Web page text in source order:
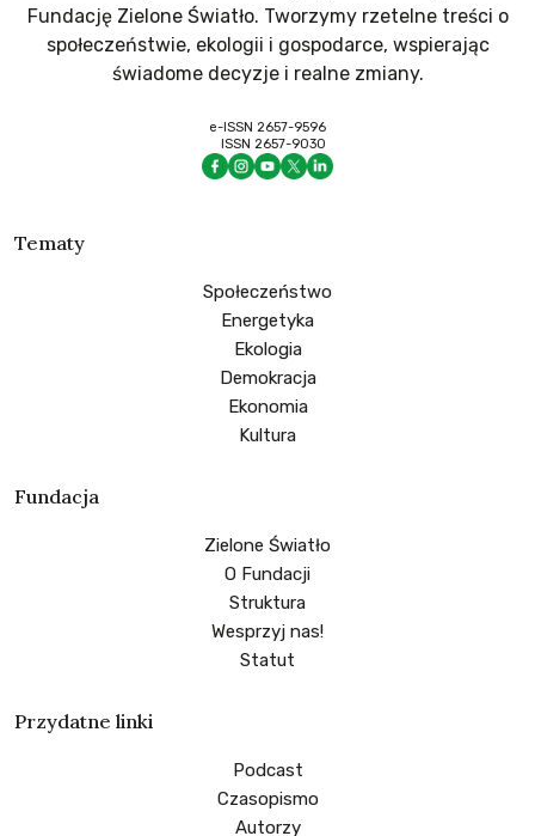
Fundację Zielone Światło. Tworzymy rzetelne treści o
społeczeństwie, ekologii i gospodarce, wspierając
świadome decyzje i realne zmiany.
e-ISSN 2657-9596
ISSN 2657-9030
Tematy
Społeczeństwo
Energetyka
Ekologia
Demokracja
Ekonomia
Kultura
Fundacja
Zielone Światło
O Fundacji
Struktura
Wesprzyj nas!
Statut
Przydatne linki
Podcast
Czasopismo
Autorzy